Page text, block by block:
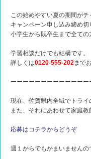
この始めやすい夏の期間がチ
キャンペーン申し込み締め切
小学生から既卒生まで全て
学習相談だけでも結構です。
詳しくは0120-555-202まで
ーーーーーーーーーーーー
現在、佐賀県内全域でトラ
また、それにあわせて家庭
応募はコチラからどうぞ
週１からでもかまいませんの